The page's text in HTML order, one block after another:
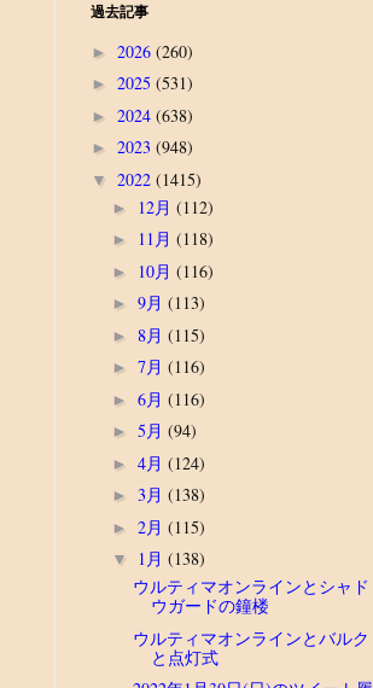
過去記事
► 2026 (260)
► 2025 (531)
► 2024 (638)
► 2023 (948)
▼ 2022 (1415)
► 12月 (112)
► 11月 (118)
► 10月 (116)
► 9月 (113)
► 8月 (115)
► 7月 (116)
► 6月 (116)
► 5月 (94)
► 4月 (124)
► 3月 (138)
► 2月 (115)
▼ 1月 (138)
ウルティマオンラインとシャド
ウガードの鐘楼
ウルティマオンラインとバルク
と点灯式